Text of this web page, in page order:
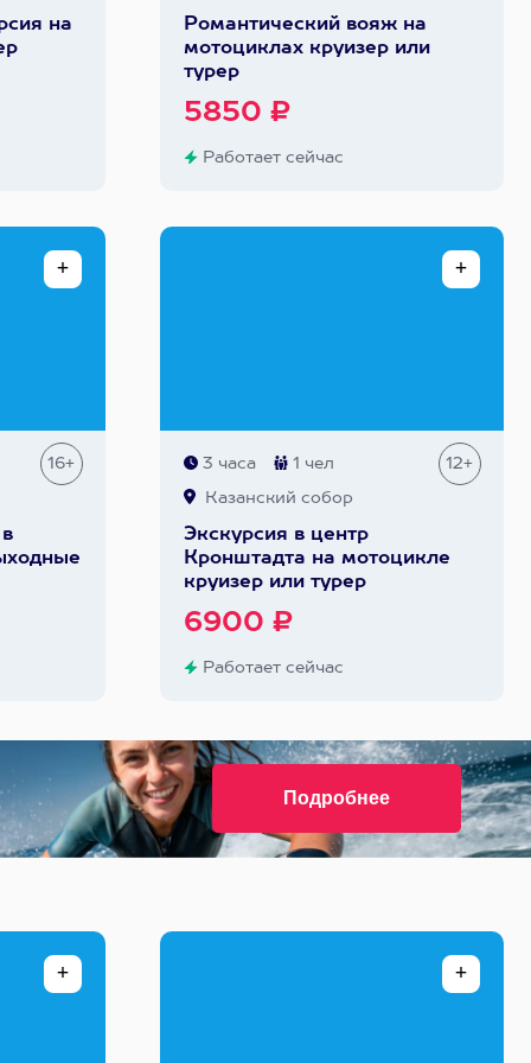
на
Романтический вояж на
мотоциклах круизер или
турер
5850 ₽
Работает сейчас
16+ 3 часа 1 чел 12+
Казанский собор
Экскурсия в центр
Кронштадта на мотоцикле
круизер или турер
6900 ₽
Работает сейчас